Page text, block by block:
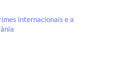
internacionais e a